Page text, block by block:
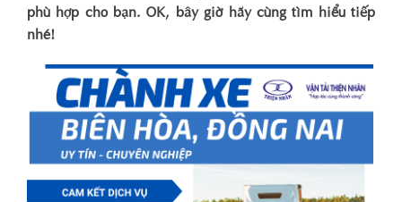
phù hợp cho bạn. OK, bây giờ hãy cùng tìm hiểu tiếp
nhé!